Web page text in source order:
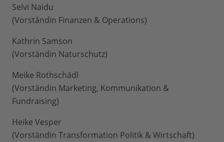
Selvi Naidu
(Vorständin Finanzen & Operations)
Kathrin Samson
(Vorständin Naturschutz)
Meike Rothschädl
(Vorständin Marketing, Kommunikation &
Fundraising)
Heike Vesper
(Vorständin Transformation Politik & Wirtschaft)